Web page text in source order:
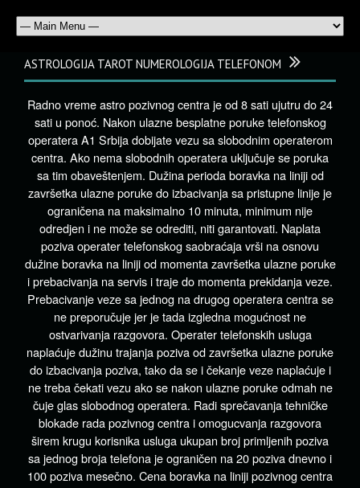
ASTROLOGIJA TAROT NUMEROLOGIJA TELEFONOM
Radno vreme astro pozivnog centra je od 8 sati ujutru do 24
sati u ponoć. Nakon ulazne besplatne poruke telefonskog
operatera A1 Srbija dobijate vezu sa slobodnim operaterom
centra. Ako nema slobodnih operatera uključuje se poruka
sa tim obaveštenjem. Dužina perioda boravka na liniji od
završetka ulazne poruke do izbacivanja sa pristupne linije je
ograničena na maksimalno 10 minuta, minimum nije
odredjen i ne može se odrediti, niti garantovati. Naplata
poziva operater telefonskog saobraćaja vrši na osnovu
dužine boravka na liniji od momenta završetka ulazne poruke
i prebacivanja na servis i traje do momenta prekidanja veze.
Prebacivanje veze sa jednog na drugog operatera centra se
ne preporučuje jer je tada izgledna mogućnost ne
ostvarivanja razgovora. Operater telefonskih usluga
naplaćuje dužinu trajanja poziva od završetka ulazne poruke
do izbacivanja poziva, tako da se i čekanje veze naplaćuje i
ne treba čekati vezu ako se nakon ulazne poruke odmah ne
čuje glas slobodnog operatera. Radi sprečavanja tehničke
blokade rada pozivnog centra i omogucvanja razgovora
širem krugu korisnika usluga ukupan broj primljenih poziva
sa jednog broja telefona je ograničen na 20 poziva dnevno i
100 poziva mesečno. Cena boravka na liniji pozivnog centra